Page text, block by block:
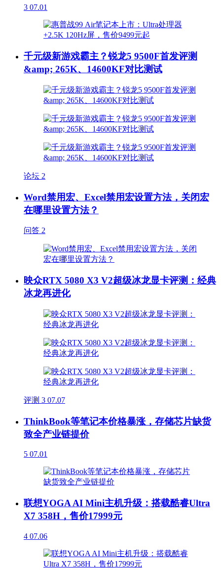
3 07.01
千元级新游戏霸主？锐龙5 9500F首发评测
&amp; 265K、14600KF对比测试
论坛 2
Word禁用宏、Excel禁用宏设置方法，关闭宏
在哪里设置方法？
问答 2
映众RTX 5080 X3 V2超级冰龙显卡评测：经典
冰龙再进化
评测 3 07.07
ThinkBook等笔记本价格暴涨，存储芯片缺货
致全产业链提价
5 07.01
联想YOGA AI Mini主机升级：搭载酷睿Ultra
X7 358H，售价17999元
4 07.06